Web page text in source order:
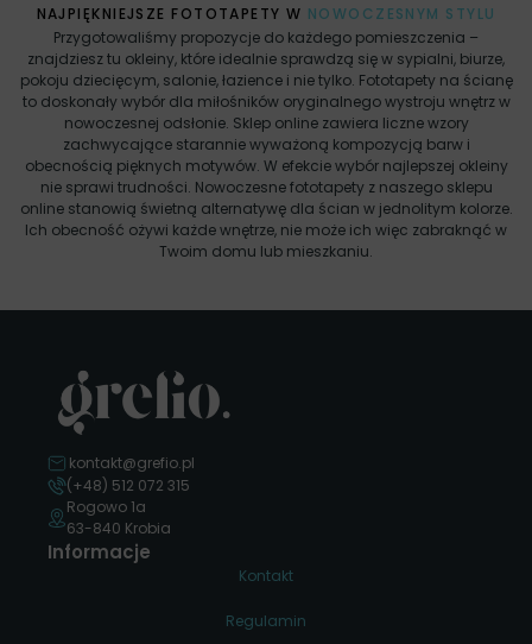
NAJPIĘKNIEJSZE FOTOTAPETY W NOWOCZESNYM STYLU
Przygotowaliśmy propozycje do każdego pomieszczenia –
znajdziesz tu okleiny, które idealnie sprawdzą się w sypialni, biurze,
pokoju dziecięcym, salonie, łazience i nie tylko. Fototapety na ścianę
to doskonały wybór dla miłośników oryginalnego wystroju wnętrz w
nowoczesnej odsłonie. Sklep online zawiera liczne wzory
zachwycające starannie wyważoną kompozycją barw i
obecnością pięknych motywów. W efekcie wybór najlepszej okleiny
nie sprawi trudności. Nowoczesne fototapety z naszego sklepu
online stanowią świetną alternatywę dla ścian w jednolitym kolorze.
Ich obecność ożywi każde wnętrze, nie może ich więc zabraknąć w
Twoim domu lub mieszkaniu.
kontakt@grefio.pl
(+48) 512 072 315
Rogowo 1a
63-840 Krobia
Informacje
Kontakt
Regulamin